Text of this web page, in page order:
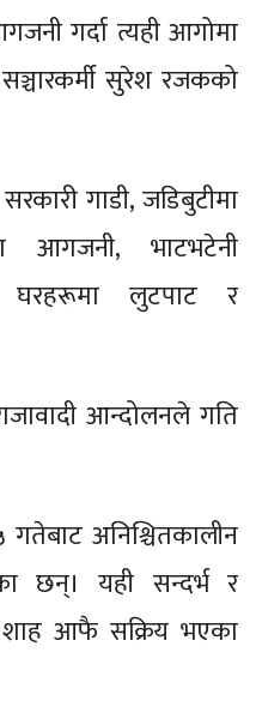
गर्दा त्यही आगोमा
सुरेश रजकको
गाडी, जडिबुटीमा
आगजनी, भाटभटेनी
घरहरूमा लुटपाट र
आन्दोलनले गति
अनिश्चितकालीन
छन्। यही सन्दर्भ र
शाह आफै सक्रिय भएका